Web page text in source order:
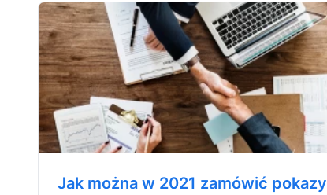
Jak można w 2021 zamówić pokazy